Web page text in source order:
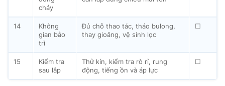
chảy
14
Không
gian bảo
trì
Đủ chỗ thao tác, tháo bulong,
thay gioăng, vệ sinh lọc
☐
15
Kiểm tra
sau lắp
Thử kín, kiểm tra rò rỉ, rung
động, tiếng ồn và áp lực
☐